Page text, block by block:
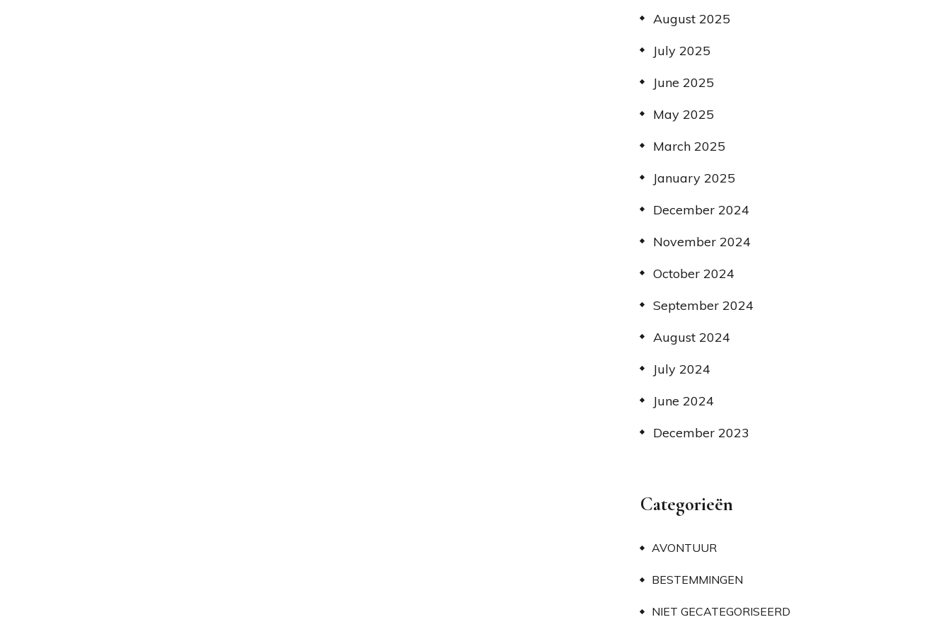
August 2025
July 2025
June 2025
May 2025
March 2025
January 2025
December 2024
November 2024
October 2024
September 2024
August 2024
July 2024
June 2024
December 2023
Categorieën
AVONTUUR
BESTEMMINGEN
NIET GECATEGORISEERD